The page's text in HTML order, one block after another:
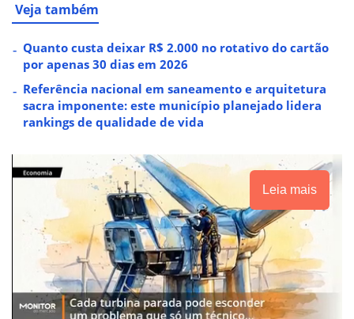
Veja também
Quanto custa deixar R$ 2.000 no rotativo do cartão
por apenas 30 dias em 2026
Referência nacional em saneamento e arquitetura
sacra imponente: este município planejado lidera
rankings de qualidade de vida
Leia mais